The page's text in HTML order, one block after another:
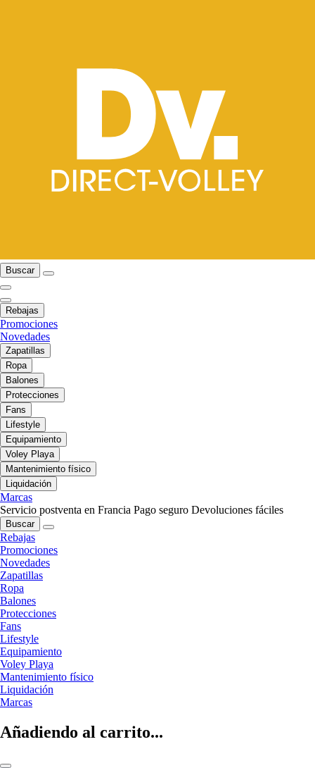
Buscar
Rebajas
Promociones
Novedades
Zapatillas
Ropa
Balones
Protecciones
Fans
Lifestyle
Equipamiento
Voley Playa
Mantenimiento físico
Liquidación
Marcas
Servicio postventa en Francia Pago seguro Devoluciones fáciles
Buscar
Rebajas
Promociones
Novedades
Zapatillas
Ropa
Balones
Protecciones
Fans
Lifestyle
Equipamiento
Voley Playa
Mantenimiento físico
Liquidación
Marcas
Añadiendo al carrito...